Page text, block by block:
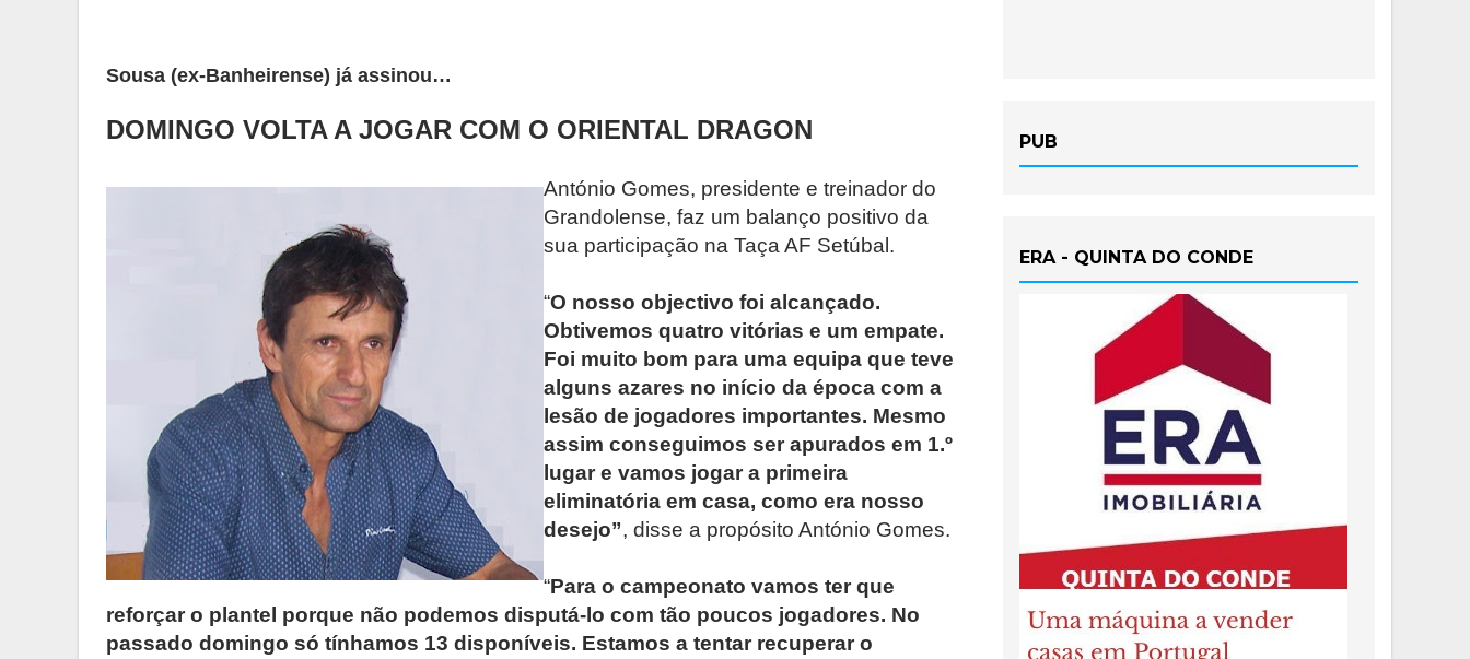
Sousa (ex-Banheirense) já assinou…
DOMINGO VOLTA A JOGAR COM O ORIENTAL DRAGON
António Gomes, presidente e treinador do
Grandolense, faz um balanço positivo da
sua participação na Taça AF Setúbal.
“O nosso objectivo foi alcançado.
Obtivemos quatro vitórias e um empate.
Foi muito bom para uma equipa que teve
alguns azares no início da época com a
lesão de jogadores importantes. Mesmo
assim conseguimos ser apurados em 1.º
lugar e vamos jogar a primeira
eliminatória em casa, como era nosso
desejo”, disse a propósito António Gomes.
“Para o campeonato vamos ter que
reforçar o plantel porque não podemos disputá-lo com tão poucos jogadores. No
passado domingo só tínhamos 13 disponíveis. Estamos a tentar recuperar o
PUB
ERA - QUINTA DO CONDE